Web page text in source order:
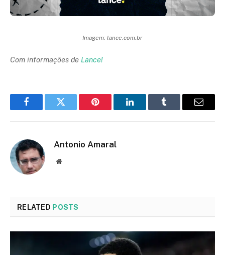
Imagem: lance.com.br
Com informações de Lance!
FacebookTwitter Pinterest LinkedInTumblr Email
Antonio Amaral
Website
RELATED POSTS